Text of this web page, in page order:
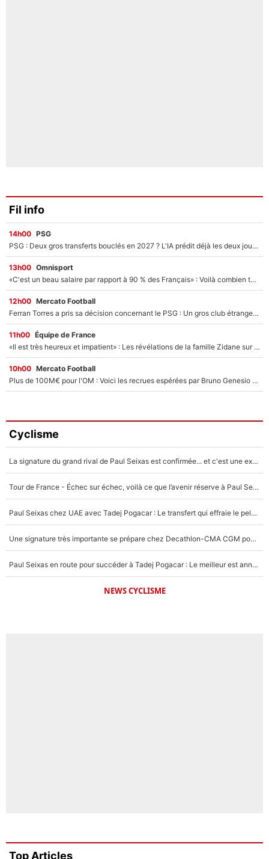
Fil info
14h00 PSG
PSG : Deux gros transferts bouclés en 2027 ? L'IA prédit déjà les deux joueurs qui pourraient rejoindre Luis Enrique !
13h00 Omnisport
«C'est un beau salaire par rapport à 90 % des Français» : Voilà combien touchait Nelson Monfort sur France Télévisions avant de rejoindre CNews
12h00 Mercato Football
Ferran Torres a pris sa décision concernant le PSG : Un gros club étranger prêt à relancer le feuilleton pour la signature du champion du monde 2026 !
11h00 Équipe de France
«Il est très heureux et impatient» : Les révélations de la famille Zidane sur sa prise de pouvoir en équipe de France !
10h00 Mercato Football
Plus de 100M€ pour l'OM : Voici les recrues espérées par Bruno Genesio et Grégory Lorenzi après l’opération dégraissage
Cyclisme
La signature du grand rival de Paul Seixas est confirmée... et c'est une excellente nouvelle pour l'équipe Decathlon-CMA CGM !
Tour de France - Échec sur échec, voilà ce que l’avenir réserve à Paul Seixas : «Tant qu’il y aura un Pogacar comme celui-là...»
Paul Seixas chez UAE avec Tadej Pogacar : Le transfert qui effraie le peloton, «c’est la pire des choses qui puisse arriver»
Une signature très importante se prépare chez Decathlon-CMA CGM pour aider Paul Seixas à gagner le Tour de France 2027
Paul Seixas en route pour succéder à Tadej Pogacar : Le meilleur est annoncé pour l’avenir de la pépite française
NEWS CYCLISME
Top Articles